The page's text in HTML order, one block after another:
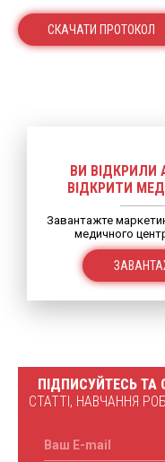
СКАЧАТИ ПРОТОКОЛ
ВИ ВІДКРИЛИ
ВІДКРИТИ
Завантажте
медичного
ПІДПИСУЙТЕСЬ ТА
СТАТТІ, НАВЧАННЯ
Ваш E-mail